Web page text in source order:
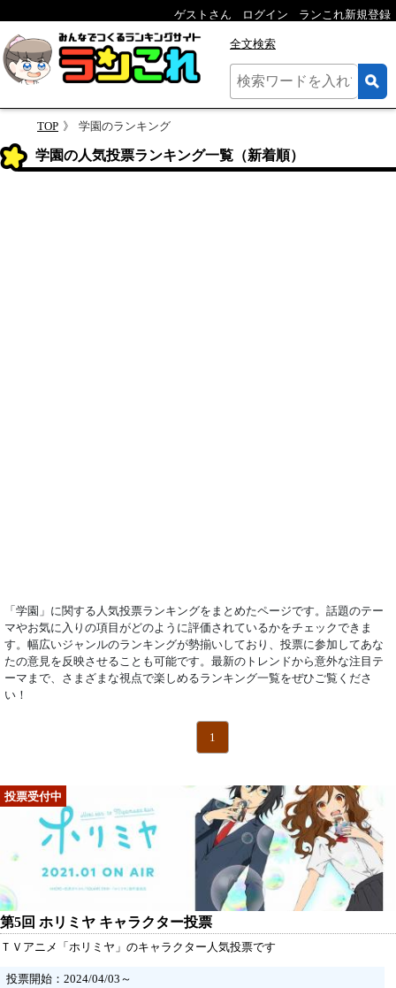
ゲストさん ログイン ランこれ新規登録
全文検索
TOP 学園のランキング
学園の人気投票ランキング一覧（新着順）
「学園」に関する人気投票ランキングをまとめたページです。話題のテー
マやお気に入りの項目がどのように評価されているかをチェックできま
す。幅広いジャンルのランキングが勢揃いしており、投票に参加してあな
たの意見を反映させることも可能です。最新のトレンドから意外な注目テ
ーマまで、さまざまな視点で楽しめるランキング一覧をぜひご覧くださ
い！
1
第5回 ホリミヤ キャラクター投票
ＴＶアニメ「ホリミヤ」のキャラクター人気投票です
投票開始：2024/04/03～